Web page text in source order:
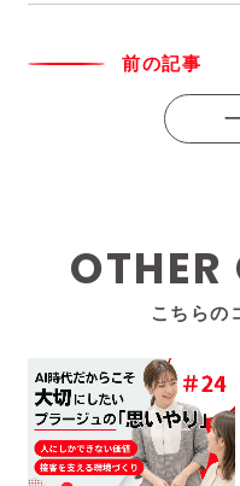
前の記事
こちらの